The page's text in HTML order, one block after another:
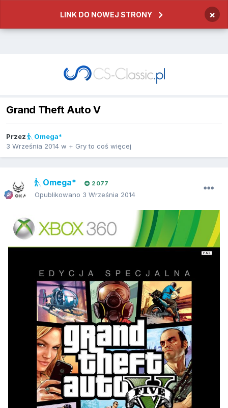
LINK DO NOWEJ STRONY ×
Grand Theft Auto V
Przez
Omega*
3 Września 2014 w + Gry to coś więcej
Omega* 2 077
Opublikowano 3 Września 2014